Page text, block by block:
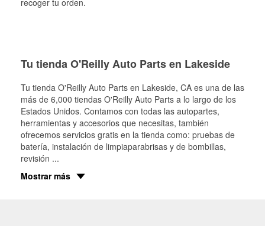
recoger tu orden.
Tu tienda O'Reilly Auto Parts en Lakeside
Tu tienda O'Reilly Auto Parts en Lakeside, CA es una de las
más de 6,000 tiendas O'Reilly Auto Parts a lo largo de los
Estados Unidos. Contamos con todas las autopartes,
herramientas y accesorios que necesitas, también
ofrecemos servicios gratis en la tienda como: pruebas de
batería, instalación de limpiaparabrisas y de bombillas,
revisión ...
Mostrar más